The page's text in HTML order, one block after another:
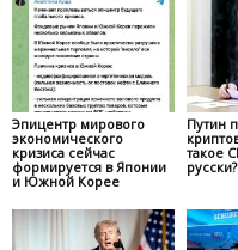
Эпицентр мирового
экономического
кризиса сейчас
формируется в Японии
и Южной Корее
Путин
такое
русски?